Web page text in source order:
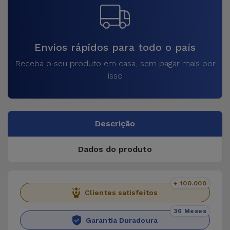
Envios rápidos para todo o país
Receba o seu produto em casa, sem pagar mais por
isso
Descrição
Dados do produto
Clientes satisfeitos
+ 100.000
Garantia Duradoura
36 Meses